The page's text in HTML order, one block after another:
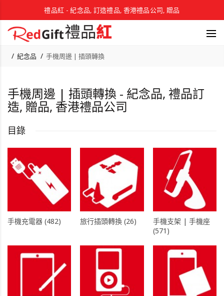
禮品紅 - 紀念品, 訂造禮品, 香港禮品公司, 贈品
紀念品 手機周邊 | 插頭轉換
手機周邊 | 插頭轉換 - 紀念品, 禮品訂
造, 贈品, 香港禮品公司
目錄
手機充電器 (482) 旅行插頭轉換 (26)
手機支架 | 手機座
(571)